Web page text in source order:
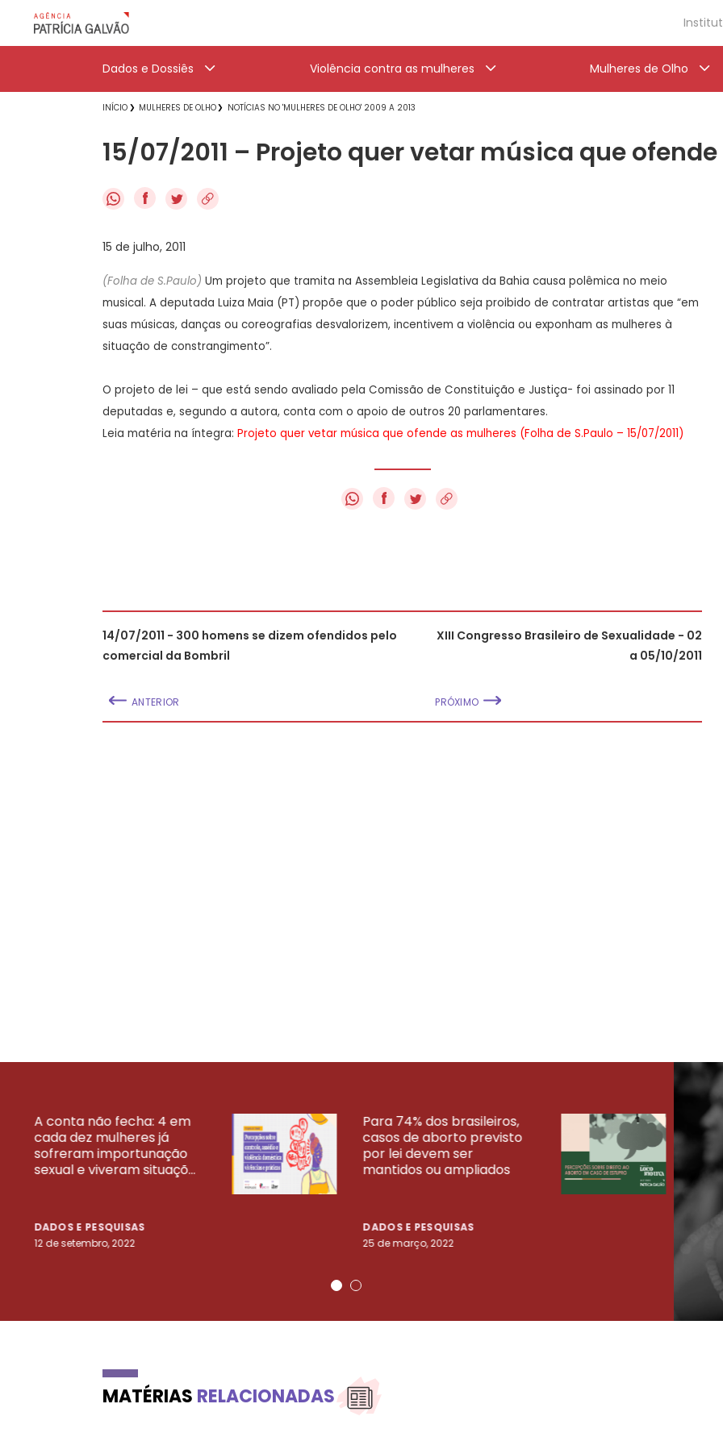
Dados e Dossiês Violência contra as mulheres Mulheres de Olho
INÍCIO MULHERES DE OLHO NOTÍCIAS NO 'MULHERES DE OLHO' 2009 A 2013
15/07/2011 – Projeto quer vetar música que
f
15 de julho, 2011
(Folha de S.Paulo) Um projeto que tramita na Assembleia Legislativa da Bahia causa polêmica no meio
musical. A deputada Luiza Maia (PT) propõe que o poder público seja proibido de contratar artistas que “em
suas músicas, danças ou coreografias desvalorizem, incentivem a violência ou exponham as mulheres à
situação de constrangimento”.
O projeto de lei – que está sendo avaliado pela Comissão de Constituição e Justiça- foi assinado por 11
deputadas e, segundo a autora, conta com o apoio de outros 20 parlamentares.
Leia matéria na íntegra: Projeto quer vetar música que ofende as mulheres (Folha de S.Paulo – 15/07/2011)
f
14/07/2011 - 300 homens se dizem ofendidos pelo
comercial da Bombril
ANTERIOR
XIII Congresso Brasileiro de Sexualidade - 02
a 05/10/2011
PRÓXIMO
A conta não fecha: 4 em
cada dez mulheres já
sofreram importunação
sexual e viveram situaçõ...
DADOS E PESQUISAS
12 de setembro, 2022
Para 74% dos brasileiros,
casos de aborto previsto
por lei devem ser
mantidos ou ampliados
DADOS E PESQUISAS
25 de março, 2022
23
VEJA MAIS PESQUISAS
MATÉRIAS RELACIONADAS